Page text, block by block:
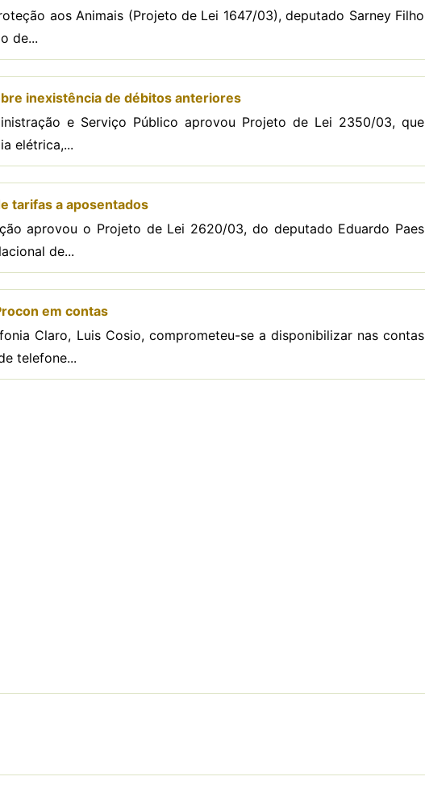
aos Animais (Projeto de Lei 1647/03), deputado Sarney Filho
de...
inexistência de débitos anteriores
e Serviço Público aprovou Projeto de Lei 2350/03, que
elétrica,...
tarifas a aposentados
aprovou o Projeto de Lei 2620/03, do deputado Eduardo Paes
de...
em contas
Claro, Luis Cosio, comprometeu-se a disponibilizar nas contas
telefone...